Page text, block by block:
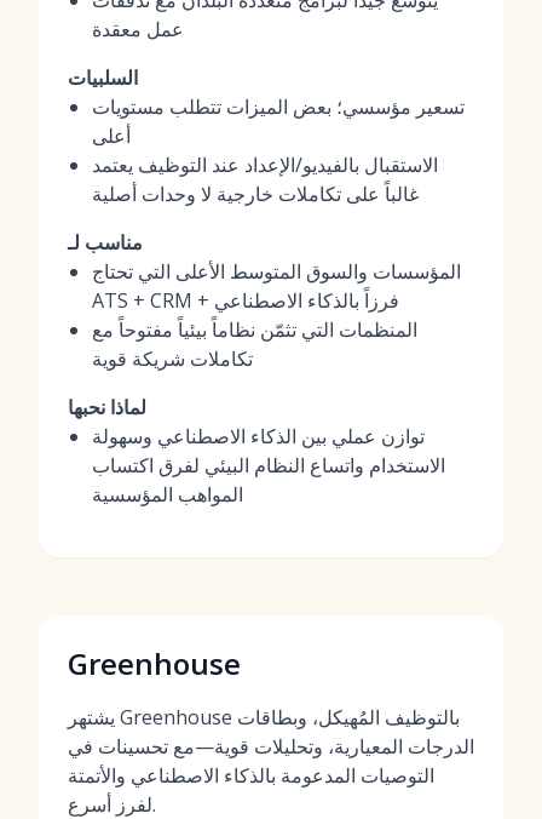
عمل معقدة
السلبيات
تسعير مؤسسي؛ بعض الميزات تتطلب مستويات
أعلى
الاستقبال بالفيديو/الإعداد عند التوظيف يعتمد
غالباً على تكاملات خارجية لا وحدات أصلية
مناسب لـ
المؤسسات والسوق المتوسط الأعلى التي تحتاج
ATS + CRM + فرزاً بالذكاء الاصطناعي
المنظمات التي تثمّن نظاماً بيئياً مفتوحاً مع
تكاملات شريكة قوية
لماذا نحبها
توازن عملي بين الذكاء الاصطناعي وسهولة
الاستخدام واتساع النظام البيئي لفرق اكتساب
المواهب المؤسسية
Greenhouse
يشتهر Greenhouse بالتوظيف المُهيكل، وبطاقات
الدرجات المعيارية، وتحليلات قوية—مع تحسينات في
التوصيات المدعومة بالذكاء الاصطناعي والأتمتة
لفرز أسرع.